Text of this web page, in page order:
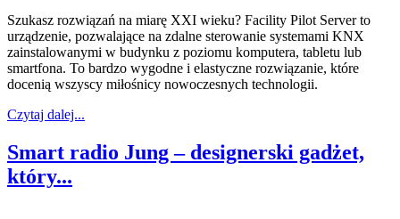
Szukasz rozwiązań na miarę XXI wieku? Facility Pilot Server to
urządzenie, pozwalające na zdalne sterowanie systemami KNX
zainstalowanymi w budynku z poziomu komputera, tabletu lub
smartfona. To bardzo wygodne i elastyczne rozwiązanie, które
docenią wszyscy miłośnicy nowoczesnych technologii.
Czytaj dalej...
Smart radio Jung – designerski gadżet,
który...